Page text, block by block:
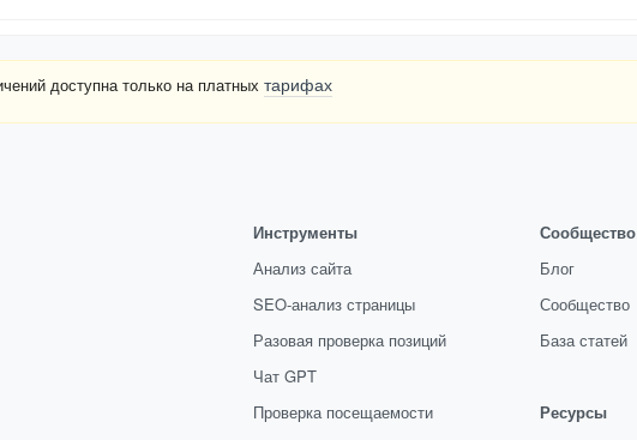
доступна только на платных тарифах
Инструменты
Анализ сайта
SEO-анализ страницы
Разовая проверка позиций
Чат GPT
Проверка посещаемости
Сообщество
Блог
Сообщество
База статей
Ресурсы